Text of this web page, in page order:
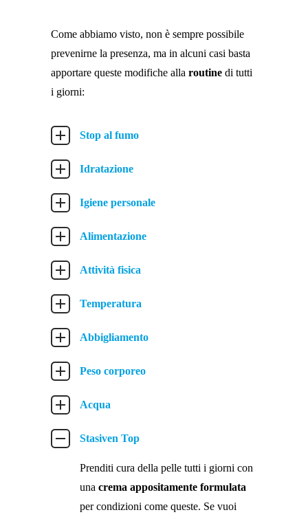
Come abbiamo visto, non è sempre possibile
prevenirne la presenza, ma in alcuni casi basta
apportare queste modifiche alla routine di tutti
i giorni:
Stop al fumo
Idratazione
Igiene personale
Alimentazione
Attività fisica
Temperatura
Abbigliamento
Peso corporeo
Acqua
Stasiven Top
Prenditi cura della pelle tutti i giorni con
una crema appositamente formulata
per condizioni come queste. Se vuoi